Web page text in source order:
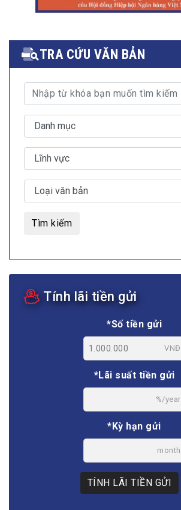
TRA CỨU VĂN BẢN
Tìm kiếm
Tính lãi tiền gửi
*Số tiền gửi
VNĐ
*Lãi suất tiền gửi
%/year
*Kỳ hạn gửi
month
TÍNH LÃI TIỀN GỬI